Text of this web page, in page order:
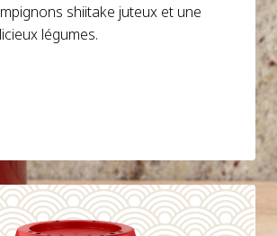
shiitake juteux et une
légumes.